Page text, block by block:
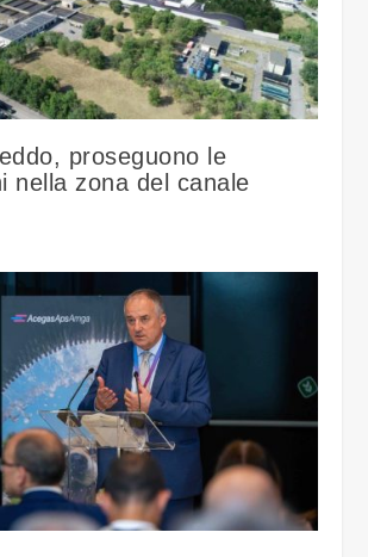
proseguono le
nella zona del canale